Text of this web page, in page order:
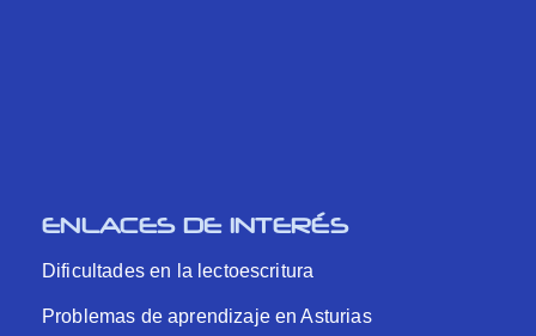
ENLACES DE INTERÉS
Dificultades en la lectoescritura
Problemas de aprendizaje en Asturias